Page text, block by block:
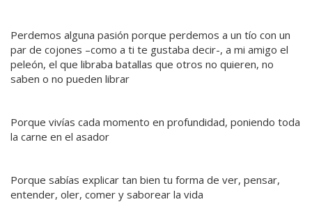
Perdemos alguna pasión porque perdemos a un tío con un
par de cojones –como a ti te gustaba decir-, a mi amigo el
peleón, el que libraba batallas que otros no quieren, no
saben o no pueden librar
Porque vivías cada momento en profundidad, poniendo toda
la carne en el asador
Porque sabías explicar tan bien tu forma de ver, pensar,
entender, oler, comer y saborear la vida